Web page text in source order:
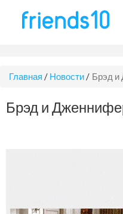
Главная / Новости / Брэд и
Брэд и